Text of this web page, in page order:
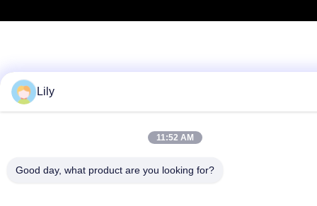
Lily
11:52 AM
Good day, what product are you looking for?